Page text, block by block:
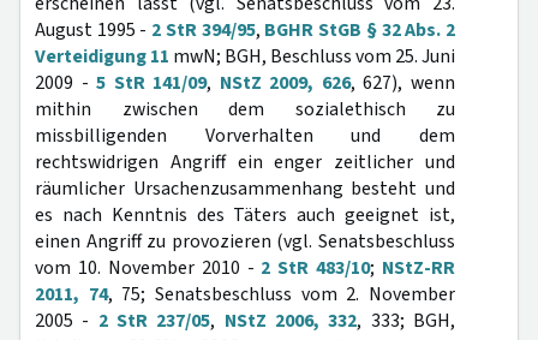
August 1995 - 2 StR 394/95, BGHR StGB § 32 Abs. 2
Verteidigung 11 mwN; BGH, Beschluss vom 25. Juni
2009 -5 StR 141/09, NStZ 2009, 626, 627), wenn
mithin zwischen dem sozialethisch zu
missbilligenden Vorverhalten und dem
rechtswidrigen Angriff ein enger zeitlicher und
räumlicher Ursachenzusammenhang besteht und
es nach Kenntnis des Täters auch geeignet ist,
einen Angriff zu provozieren (vgl. Senatsbeschluss
vom 10. November 2010 - 2 StR 483/10; NStZ-RR
2011, 74, 75; Senatsbeschluss vom 2. November
2005 - 2 StR 237/05, NStZ 2006, 332, 333; BGH,